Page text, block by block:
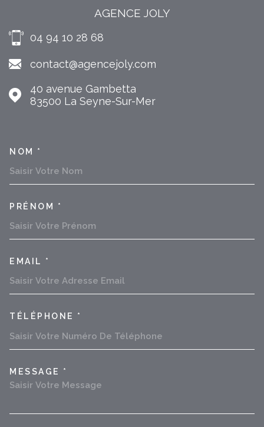
AGENCE JOLY
04 94 10 28 68
contact@agencejoly.com
40 avenue Gambetta
83500
La Seyne-Sur-Mer
NOM *
PRÉNOM *
EMAIL *
TÉLÉPHONE *
MESSAGE *